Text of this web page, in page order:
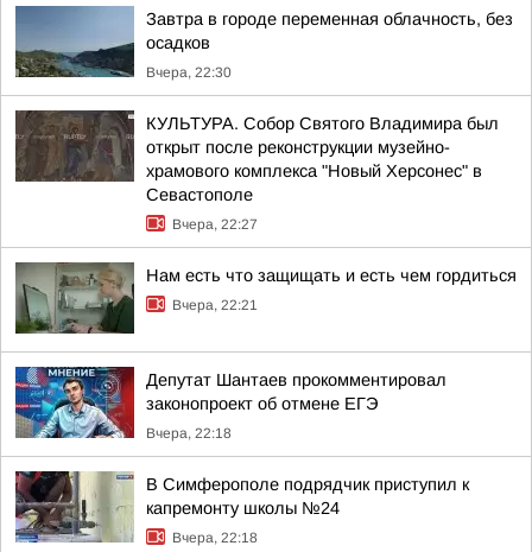
Завтра в городе переменная облачность, без
осадков
Вчера, 22:30
КУЛЬТУРА. Собор Святого Владимира был
открыт после реконструкции музейно-
храмового комплекса "Новый Херсонес" в
Севастополе
Вчера, 22:27
Нам есть что защищать и есть чем гордиться
Вчера, 22:21
Депутат Шантаев прокомментировал
законопроект об отмене ЕГЭ
Вчера, 22:18
В Симферополе подрядчик приступил к
капремонту школы №24
Вчера, 22:18